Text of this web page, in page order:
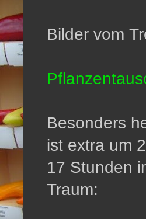
Bilder vom
Besonders
ist extra um
17 Stunden
Traum: